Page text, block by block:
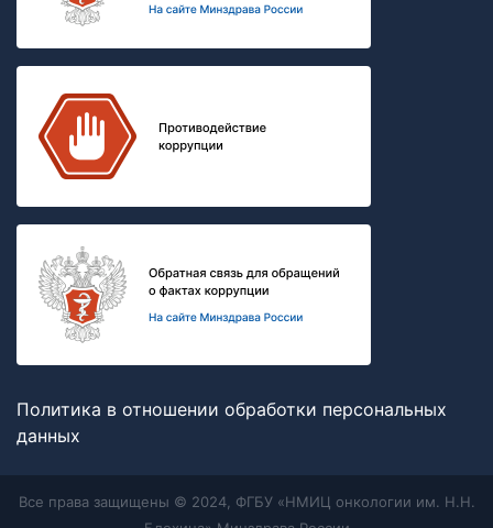
Политика в отношении обработки персональных
данных
Все права защищены © 2024, ФГБУ «НМИЦ онкологии им. Н.Н.